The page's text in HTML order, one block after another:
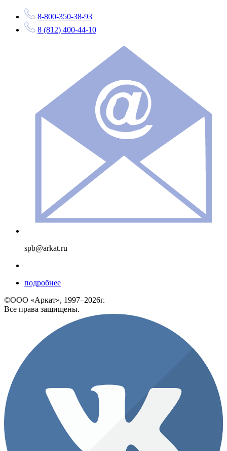
8-800-350-38-93
8 (812) 400-44-10
spb@arkat.ru
подробнее
©ООО «Аркат», 1997–2026г.
Все права защищены.